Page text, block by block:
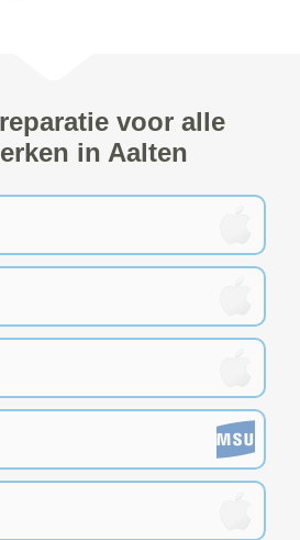
voor alle
in Aalten